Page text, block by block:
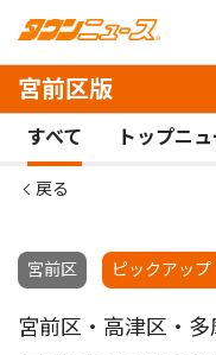
宮前区版
すべて トップニ
戻る
宮前区 ピックアップ
宮前区・高津区・